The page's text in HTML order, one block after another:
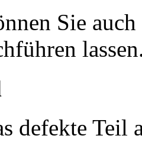
Sie auch
defekte Teil